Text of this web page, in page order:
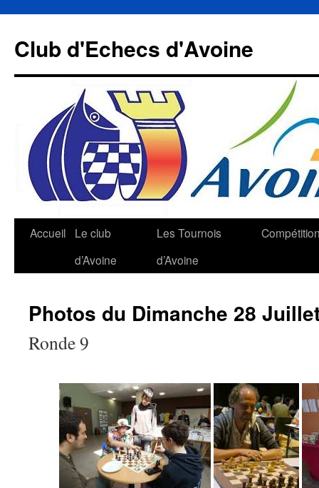
contenu
Club d'Echecs d'Avoine
Accueil
Le club
d’Avoine
Les Tournois
d’Avoine
Photos du Dimanche 28
Ronde 9